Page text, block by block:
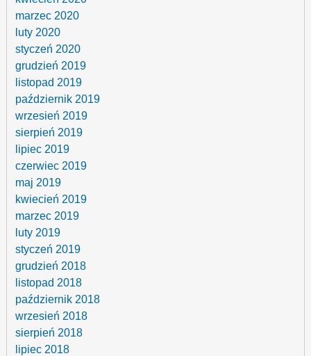
marzec 2020
luty 2020
styczeń 2020
grudzień 2019
listopad 2019
październik 2019
wrzesień 2019
sierpień 2019
lipiec 2019
czerwiec 2019
maj 2019
kwiecień 2019
marzec 2019
luty 2019
styczeń 2019
grudzień 2018
listopad 2018
październik 2018
wrzesień 2018
sierpień 2018
lipiec 2018